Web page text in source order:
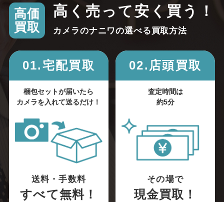
高価
買取
高く売って安く買う！
カメラのナニワの選べる買取方法
01.宅配買取
梱包セットが届いたら
カメラを入れて送るだけ！
送料・手数料
すべて無料！
02.店頭買取
査定時間は
約5分
その場で
現金買取！